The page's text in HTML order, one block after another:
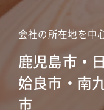
会社の所在地を中
鹿児島市・
姶良市・南
市